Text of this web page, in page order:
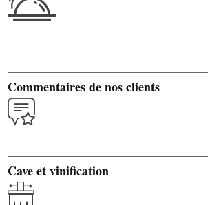
Commentaires de nos clients
Cave et vinification